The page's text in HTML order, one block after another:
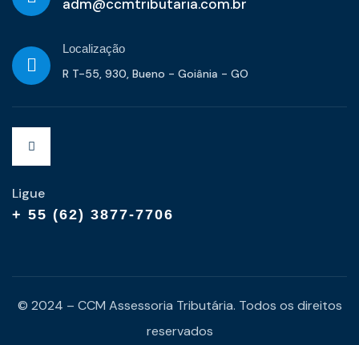
adm@ccmtributaria.com.br
Localização
R T-55, 930, Bueno - Goiânia - GO
Ligue
+ 55 (62) 3877-7706
© 2024 – CCM Assessoria Tributária. Todos os direitos
reservados